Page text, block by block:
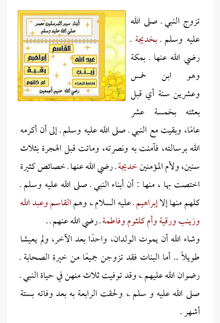
تزوج النبي ـ صلى الله
عليه وسلم ـبخديجة ـ
رضي الله عنها ـ بمكة
وهو ابن خمس
وعشرين سنة أي قبل
بعثته بخمسة عشر
عامًا، وبقيت مع النبي ـ صلى الله عليه وسلم ـ إلى أن أكرمه
الله برسالته، فآمنت به ونصرته، وماتت قبل الهجرة بثلاث
سنين، ولأم المؤمنينخديجةـ رضي الله عنها ـ خصائص كثيرة
اختصت بها ، منها : أن أبناء النبي ـ صلى الله عليه وسلم ـ
كلهم منها إلاإبراهيم ـعليه السلام ـ، وهمالقاسم وعبد الله
وزينب ورقية وأم كلثوم وفاطمةـ رضي الله عنهم ـ .
وشاء الله أن يموت الولدان، واحدًا بعد الآخر، ولم يعيشا
طويلاً .. أما البنات فقد تزوجن جميعًا من خيرة الصحابة ـ
رضوان الله عليهم ـ، وقد توفيت ثلاث منهن في حياة النبي ـ
صلى الله عليه و سلم ـ، ولحقت الرابعة به بعد وفاته بستة
أشهر .